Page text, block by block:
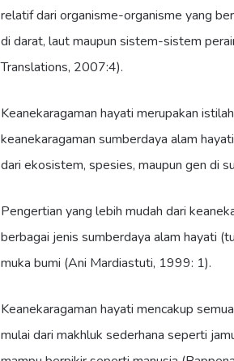
relatif dari organisme-organisme yang
di darat, laut maupun sistem-sistem
Translations, 2007:4).
Keanekaragaman hayati merupakan
keanekaragaman sumberdaya alam
dari ekosistem, spesies, maupun gen di
Pengertian yang lebih mudah dari
berbagai jenis sumberdaya alam hayati
muka bumi (Ani Mardiastuti, 1999: 1).
Keanekaragaman hayati mencakup
mulai dari makhluk sederhana seperti